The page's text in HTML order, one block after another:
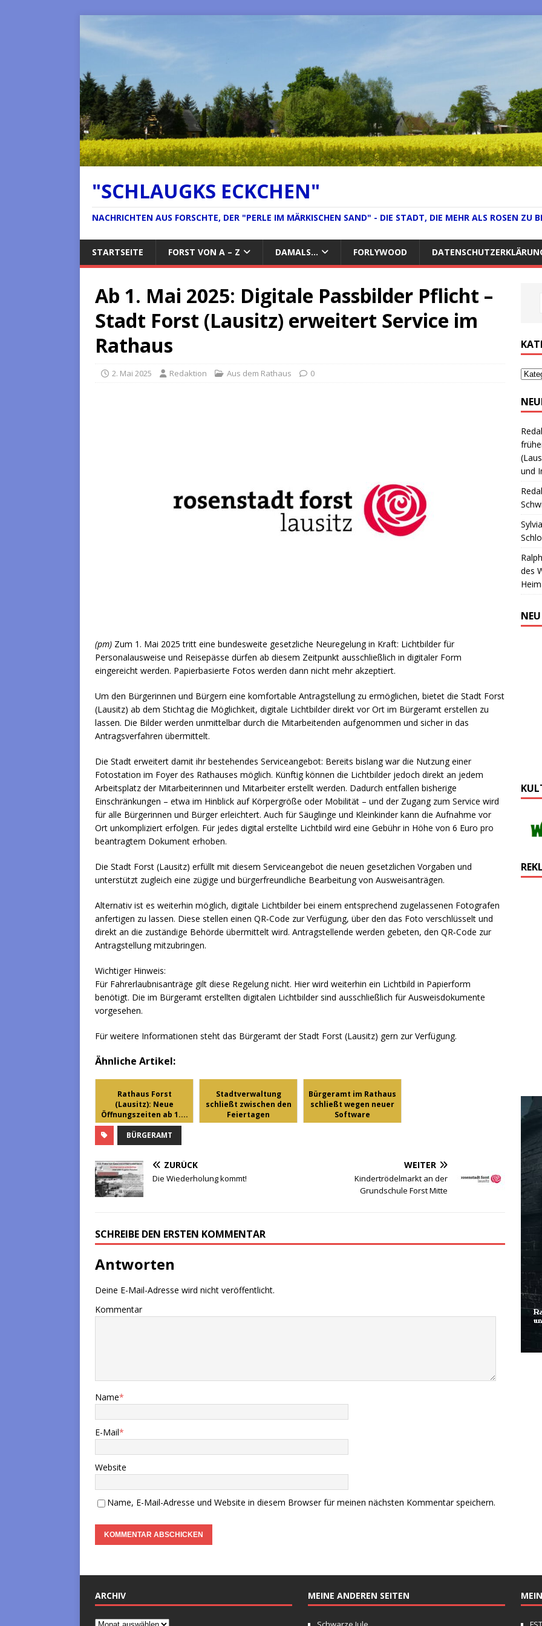
"SCHLAUGKS ECKCHEN"
NACHRICHTEN AUS FORSCHTE, DER "PERLE IM MÄRKISCHEN SAND" - DIE STADT, DIE MEHR ALS ROSEN ZU
STARTSEITE FORST VON A – Z DAMALS… FORLYWOOD
Ab 1. Mai 2025: Digitale Passbilder Pflicht –
Stadt Forst (Lausitz) erweitert Service im
Rathaus
2. Mai 2025 Redaktion Aus dem Rathaus 0
(pm) Zum 1. Mai 2025 tritt eine bundesweite gesetzliche Neuregelung in Kraft: Lichtbilder für
Personalausweise und Reisepässe dürfen ab diesem Zeitpunkt ausschließlich in digitaler Form
eingereicht werden. Papierbasierte Fotos werden dann nicht mehr akzeptiert.
Um den Bürgerinnen und Bürgern eine komfortable Antragstellung zu ermöglichen, bietet die Stadt Forst
(Lausitz) ab dem Stichtag die Möglichkeit, digitale Lichtbilder direkt vor Ort im Bürgeramt erstellen zu
lassen. Die Bilder werden unmittelbar durch die Mitarbeitenden aufgenommen und sicher in das
Antragsverfahren übermittelt.
Die Stadt erweitert damit ihr bestehendes Serviceangebot: Bereits bislang war die Nutzung einer
Fotostation im Foyer des Rathauses möglich. Künftig können die Lichtbilder jedoch direkt an jedem
Arbeitsplatz der Mitarbeiterinnen und Mitarbeiter erstellt werden. Dadurch entfallen bisherige
Einschränkungen – etwa im Hinblick auf Körpergröße oder Mobilität – und der Zugang zum Service wird
für alle Bürgerinnen und Bürger erleichtert. Auch für Säuglinge und Kleinkinder kann die Aufnahme vor
Ort unkompliziert erfolgen. Für jedes digital erstellte Lichtbild wird eine Gebühr in Höhe von 6 Euro pro
beantragtem Dokument erhoben.
Die Stadt Forst (Lausitz) erfüllt mit diesem Serviceangebot die neuen gesetzlichen Vorgaben und
unterstützt zugleich eine zügige und bürgerfreundliche Bearbeitung von Ausweisanträgen.
Alternativ ist es weiterhin möglich, digitale Lichtbilder bei einem entsprechend zugelassenen Fotografen
anfertigen zu lassen. Diese stellen einen QR‑Code zur Verfügung, über den das Foto verschlüsselt und
direkt an die zuständige Behörde übermittelt wird. Antragstellende werden gebeten, den QR‑Code zur
Antragstellung mitzubringen.
Wichtiger Hinweis:
Für Fahrerlaubnisanträge gilt diese Regelung nicht. Hier wird weiterhin ein Lichtbild in Papierform
benötigt. Die im Bürgeramt erstellten digitalen Lichtbilder sind ausschließlich für Ausweisdokumente
vorgesehen.
Für weitere Informationen steht das Bürgeramt der Stadt Forst (Lausitz) gern zur Verfügung.
Ähnliche Artikel:
Rathaus Forst
(Lausitz): Neue
Öffnungszeiten ab 1....
Stadtverwaltung
schließt zwischen den
Feiertagen
Bürgeramt im Rathaus
schließt wegen neuer
Software
BÜRGERAMT
ZURÜCK
Die Wiederholung kommt!
WEITER
Kindertrödelmarkt an der
Grundschule Forst Mitte
SCHREIBE DEN ERSTEN KOMMENTAR
Antworten
Deine E-Mail-Adresse wird nicht veröffentlicht.
Kommentar
Name*
E-Mail*
Website
Name, E-Mail-Adresse und Website in diesem Browser für meinen nächsten Kommentar speichern.
und
Sylvia
des
ARCHIV MEINE ANDEREN SEITEN